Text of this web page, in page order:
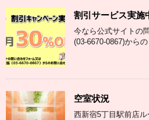
割引サービス実施
今なら公式サイトの
(03-6670-0867)から
空室状況
西新宿5丁目駅前店